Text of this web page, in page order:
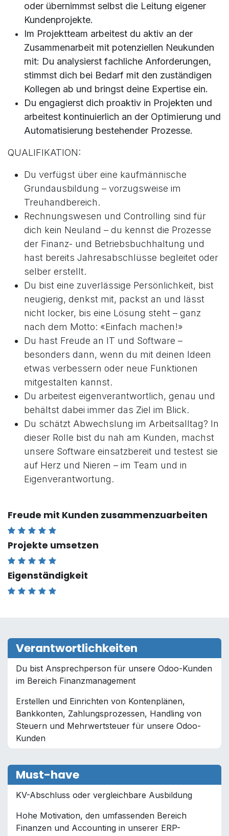
oder übernimmst selbst die Leitung eigener
Kundenprojekte.
Im Projektteam arbeitest du aktiv an der
Zusammenarbeit mit potenziellen Neukunden
mit: Du analysierst fachliche Anforderungen,
stimmst dich bei Bedarf mit den zuständigen
Kollegen ab und bringst deine Expertise ein.
Du engagierst dich proaktiv in Projekten und
arbeitest kontinuierlich an der Optimierung und
Automatisierung bestehender Prozesse.
QUALIFIKATION:
Du verfügst über eine kaufmännische
Grundausbildung – vorzugsweise im
Treuhandbereich.
Rechnungswesen und Controlling sind für
dich kein Neuland – du kennst die Prozesse
der Finanz- und Betriebsbuchhaltung und
hast bereits Jahresabschlüsse begleitet oder
selber erstellt.
Du bist eine zuverlässige Persönlichkeit, bist
neugierig, denkst mit, packst an und lässt
nicht locker, bis eine Lösung steht – ganz
nach dem Motto: «Einfach machen!»
Du hast Freude an IT und Software –
besonders dann, wenn du mit deinen Ideen
etwas verbessern oder neue Funktionen
mitgestalten kannst.
Du arbeitest eigenverantwortlich, genau und
behältst dabei immer das Ziel im Blick.
Du schätzt Abwechslung im Arbeitsalltag? In
dieser Rolle bist du nah am Kunden, machst
unsere Software einsatzbereit und testest sie
auf Herz und Nieren – im Team und in
Eigenverantwortung.
Freude mit Kunden zusammenzuarbeiten
Projekte umsetzen
Eigenständigkeit
Verantwortlichkeiten
Du bist Ansprechperson für unsere Odoo-Kunden
im Bereich Finanzmanagement
Erstellen und Einrichten von Kontenplänen,
Bankkonten, Zahlungsprozessen, Handling von
Steuern und Mehrwertsteuer für unsere Odoo-
Kunden
Must-have
KV-Abschluss oder vergleichbare Ausbildung
Hohe Motivation, den umfassenden Bereich
Finanzen und Accounting in unserer ERP-